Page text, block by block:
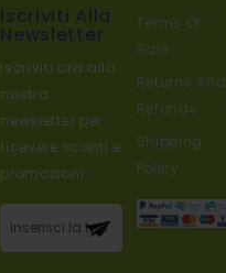
Iscriviti ora alla
nostra
newsletter per
ricevere sconti e
promozioni
Iscriviti alla
nostra
Terms Of
Sale
Returns And
Refunds
Shipping
Policy